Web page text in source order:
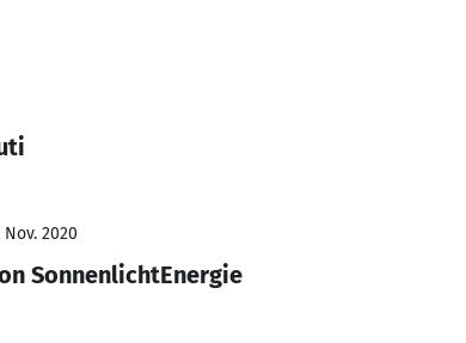
2020
SonnenlichtEnergie